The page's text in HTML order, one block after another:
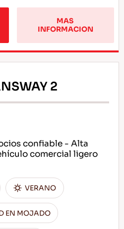
MAS
INFORMACION
2
confiable - Alta
comercial ligero
VERANO
EN MOJADO